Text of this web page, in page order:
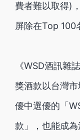
費者難以取得)
屏除在Top 100
《WSD酒訊雜
獎酒款以台灣
優中選優的「
款」，也能成